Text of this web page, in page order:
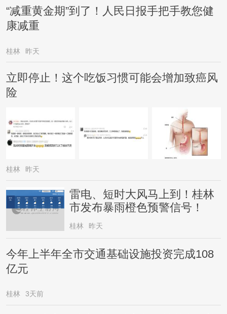
“减重黄金期”到了！人民日报手把手教您健
康减重
桂林 昨天
立即停止！这个吃饭习惯可能会增加致癌风
险
桂林 昨天
雷电、短时大风马上到！桂林
市发布暴雨橙色预警信号！
桂林 昨天
今年上半年全市交通基础设施投资完成108
亿元
桂林 3天前